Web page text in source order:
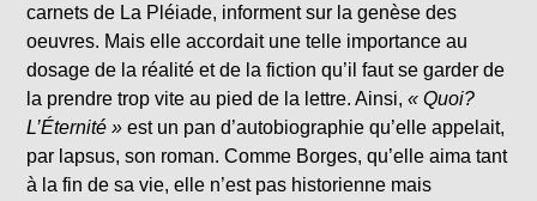
carnets de La Pléiade, informent sur la genèse des
oeuvres. Mais elle accordait une telle importance au
dosage de la réalité et de la fiction qu’il faut se garder de
la prendre trop vite au pied de la lettre. Ainsi,« Quoi?
L’Éternité » est un pan d’autobiographie qu’elle appelait,
par lapsus, son roman. Comme Borges, qu’elle aima tant
à la fin de sa vie, elle n’est pas historienne mais